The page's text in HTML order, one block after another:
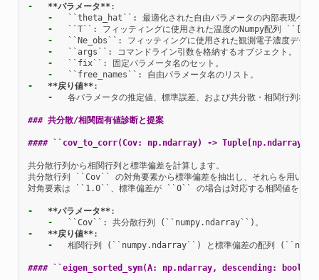
- **パラメータ**
-
-
-
-
-
-
-
**戻り値**
-
各パラメータの推定値、標準誤差、および共分散・相関行列など
### 共分散/相関固有値診断と提案
#### ``cov_to_corr(Cov: np.ndarray) -> Tuple[np.ndarray,
共分散行列から相関行列と標準偏差を計算します。
共分散行列 ``Cov`` の対角要素から標準偏差を抽出し、それらを用い
対角要素は ``1.0``、標準偏差が ``0`` の場合は対応する相関値を
- **パラメータ**
-
-
**戻り値**
-
相関行列 (``numpy.ndarray``) と標準偏差の配列
#### ``eigen_sorted_sym(A: np.ndarray, descending: bool